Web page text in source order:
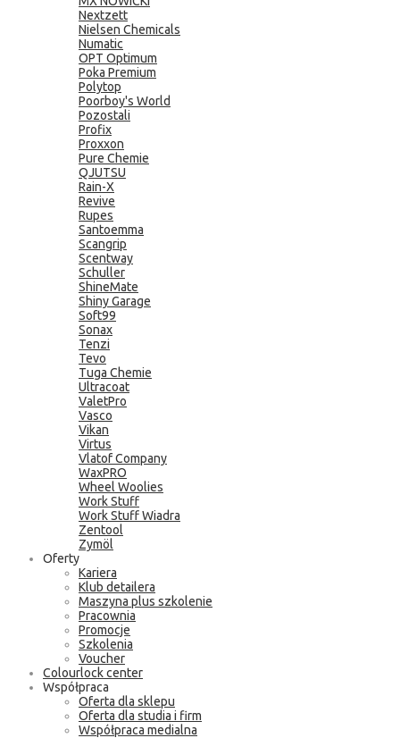
Nextzett
Nielsen Chemicals
Numatic
OPT Optimum
Poka Premium
Polytop
Poorboy's World
Pozostali
Profix
Proxxon
Pure Chemie
QJUTSU
Rain-X
Revive
Rupes
Santoemma
Scangrip
Scentway
Schuller
ShineMate
Shiny Garage
Soft99
Sonax
Tenzi
Tevo
Tuga Chemie
Ultracoat
ValetPro
Vasco
Vikan
Virtus
Vlatof Company
WaxPRO
Wheel Woolies
Work Stuff
Work Stuff Wiadra
Zentool
Zymöl
Oferty
Kariera
Klub detailera
Maszyna plus szkolenie
Pracownia
Promocje
Szkolenia
Voucher
Colourlock center
Współpraca
Oferta dla sklepu
Oferta dla studia i firm
Współpraca medialna